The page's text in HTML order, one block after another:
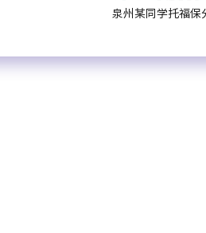
泉州某同学托福保